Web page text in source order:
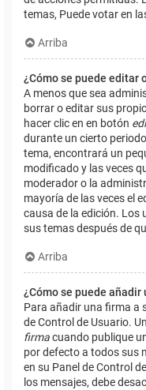
temas, Puede votar en
Arriba
¿Cómo se puede editar
A menos que sea
borrar o editar sus
hacer clic en en botón
durante un cierto
tema, encontrará un
modificado y las veces
moderador o la
mayoría de las veces el
causa de la edición.
sus temas después de
Arriba
¿Cómo se puede
Para añadir una firma a
de Control de Usuario.
firmacuando publique
por defecto a todos sus
en su Panel de Control
los mensajes, debe